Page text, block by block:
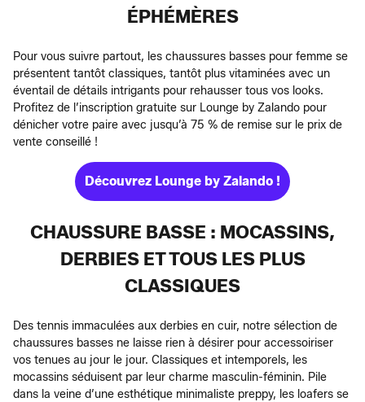
ÉPHÉMÈRES
Pour vous suivre partout, les chaussures basses pour femme se
présentent tantôt classiques, tantôt plus vitaminées avec un
éventail de détails intrigants pour rehausser tous vos looks.
Profitez de l’inscription gratuite sur Lounge by Zalando pour
dénicher votre paire avec jusqu’à 75 % de remise sur le prix de
vente conseillé !
Découvrez Lounge by Zalando !
CHAUSSURE BASSE : MOCASSINS,
DERBIES ET TOUS LES PLUS
CLASSIQUES
Des tennis immaculées aux derbies en cuir, notre sélection de
chaussures basses ne laisse rien à désirer pour accessoiriser
vos tenues au jour le jour. Classiques et intemporels, les
mocassins séduisent par leur charme masculin-féminin. Pile
dans la veine d’une esthétique minimaliste preppy, les loafers se